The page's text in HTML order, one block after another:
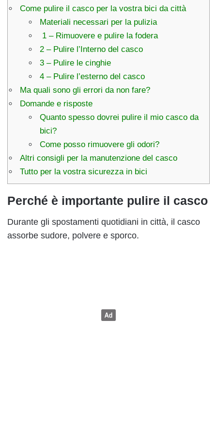
Come pulire il casco per la vostra bici da città
Materiali necessari per la pulizia
1 – Rimuovere e pulire la fodera
2 – Pulire l’Interno del casco
3 – Pulire le cinghie
4 – Pulire l’esterno del casco
Ma quali sono gli errori da non fare?
Domande e risposte
Quanto spesso dovrei pulire il mio casco da
bici?
Come posso rimuovere gli odori?
Altri consigli per la manutenzione del casco
Tutto per la vostra sicurezza in bici
Perché è importante pulire il casco
Durante gli spostamenti quotidiani in città, il casco
assorbe sudore, polvere e sporco.